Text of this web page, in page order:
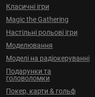
Класичні ігри
Magic the Gathering
Настільні рольові ігри
Моделювання
Моделі на радіокеруванні
Подарунки та
головоломки
Покер, карти & гольф